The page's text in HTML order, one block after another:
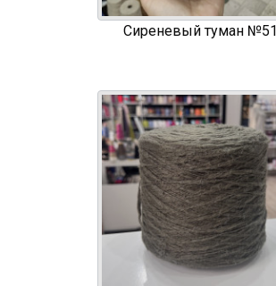
Сиреневый туман №51